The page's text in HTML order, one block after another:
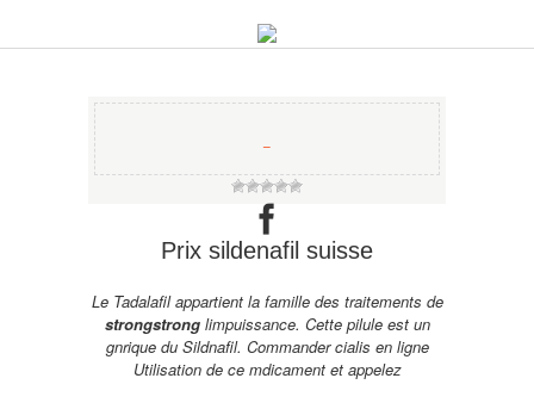
−
Prix sildenafil suisse
Le Tadalafil appartient la famille des traitements de
strongstronglimpuissance. Cette pilule est un
gnrique du Sildnafil. Commander cialis en ligne
Utilisation de ce mdicament et appelez